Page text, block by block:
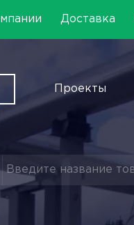
Доставка
Проекты